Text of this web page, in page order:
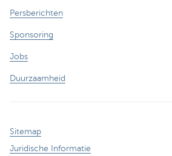
Persberichten
Sponsoring
Jobs
Duurzaamheid
Sitemap
Juridische Informatie